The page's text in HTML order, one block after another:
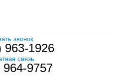
звонок
963-1926
связь
964-9757